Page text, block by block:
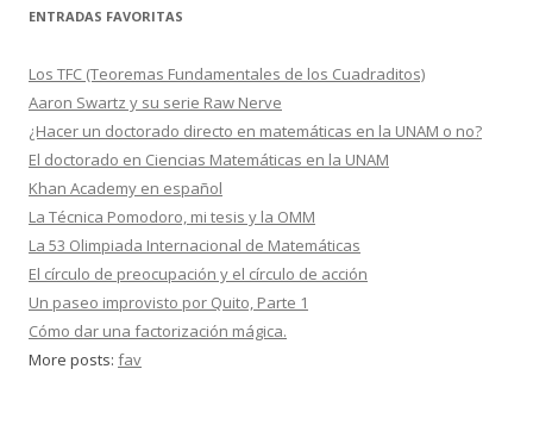
ENTRADAS FAVORITAS
Los TFC (Teoremas Fundamentales de los Cuadraditos)
Aaron Swartz y su serie Raw Nerve
¿Hacer un doctorado directo en matemáticas en la UNAM o no?
El doctorado en Ciencias Matemáticas en la UNAM
Khan Academy en español
La Técnica Pomodoro, mi tesis y la OMM
La 53 Olimpiada Internacional de Matemáticas
El círculo de preocupación y el círculo de acción
Un paseo improvisto por Quito, Parte 1
Cómo dar una factorización mágica.
More posts: fav